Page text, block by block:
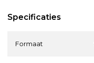
Specificaties
Formaat